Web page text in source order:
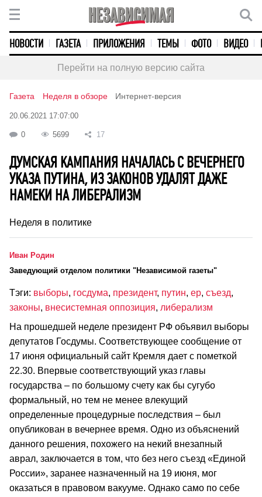
НОВОСТИ ГАЗЕТА ПРИЛОЖЕНИЯ ТЕМЫ ФОТО ВИДЕО
Перейти на полную версию сайта
Газета Неделя в обзоре Интернет-версия
20.06.2021 17:07:00
0 5699 17
ДУМСКАЯ КАМПАНИЯ НАЧАЛАСЬ С ВЕЧЕРНЕГО
УКАЗА ПУТИНА, ИЗ ЗАКОНОВ УДАЛЯТ ДАЖЕ
НАМЕКИ НА ЛИБЕРАЛИЗМ
Неделя в политике
Иван Родин
Заведующий отделом политики "Независимой газеты"
Тэги: выборы, госдума, президент, путин, ер, съезд,
законы, внесистемная оппозиция, либерализм
На прошедшей неделе президент РФ объявил выборы
депутатов Госдумы. Соответствующее сообщение от
17 июня официальный сайт Кремля дает с пометкой
22.30. Впервые соответствующий указ главы
государства – по большому счету как бы сугубо
формальный, но тем не менее влекущий
определенные процедурные последствия – был
опубликован в вечернее время. Одно из объяснений
данного решения, похожего на некий внезапный
аврал, заключается в том, что без него съезд «Единой
России», заранее назначенный на 19 июня, мог
оказаться в правовом вакууме. Однако само по себе